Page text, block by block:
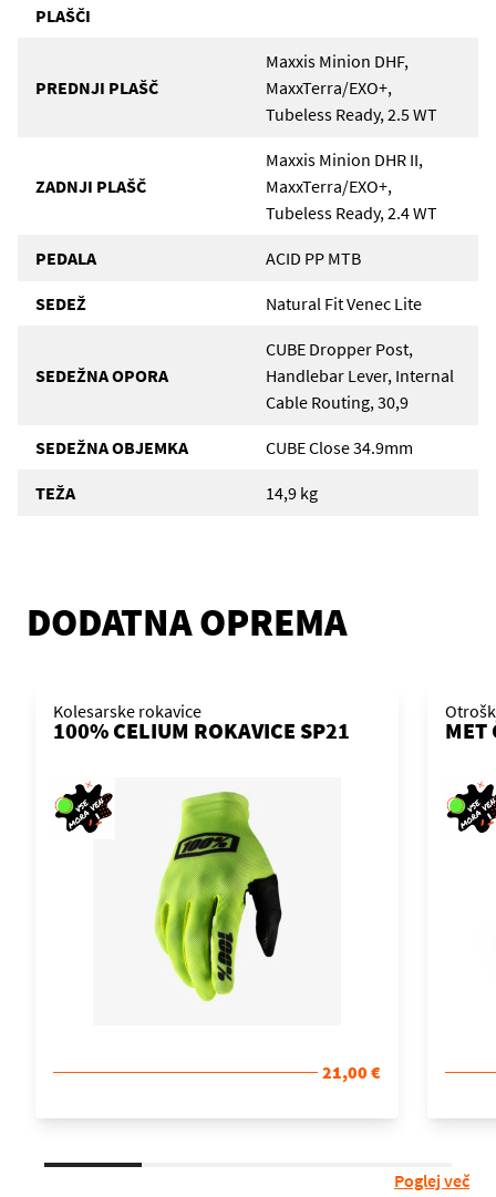
PLAŠČI
PREDNJI PLAŠČ
Maxxis Minion DHF,
MaxxTerra/EXO+,
Tubeless Ready, 2.5 WT
ZADNJI PLAŠČ
Maxxis Minion DHR II,
MaxxTerra/EXO+,
Tubeless Ready, 2.4 WT
PEDALA ACID PP MTB
SEDEŽ Natural Fit Venec Lite
SEDEŽNA OPORA
CUBE Dropper Post,
Handlebar Lever, Internal
Cable Routing, 30,9
SEDEŽNA OBJEMKA CUBE Close 34.9mm
TEŽA 14,9 kg
DODATNA OPREMA
Kolesarske rokavice
100% CELIUM ROKAVICE SP21
21,00 €
MET
Poglej več